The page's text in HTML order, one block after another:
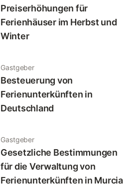
Preiserhöhungen für
Ferienhäuser im Herbst und
Winter
Gastgeber
Besteuerung von
Ferienunterkünften in
Deutschland
Gastgeber
Gesetzliche Bestimmungen
für die Verwaltung von
Ferienunterkünften in Murcia